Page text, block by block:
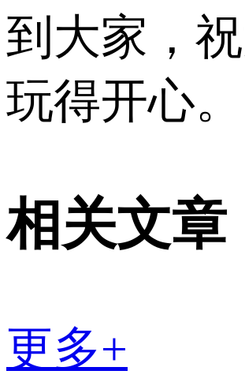
到大家，
玩得开心。
相关文章
更多+